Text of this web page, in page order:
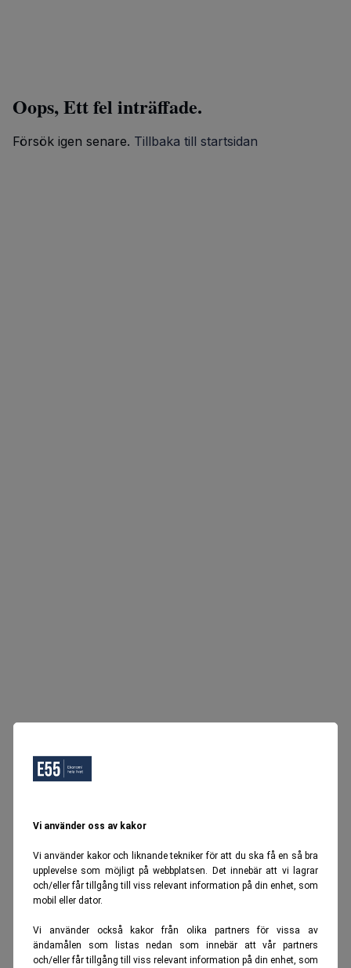
Vi använder oss av kakor
Vi använder kakor och liknande tekniker för att du ska få en så bra
upplevelse som möjligt på webbplatsen. Det innebär att vi lagrar
och/eller får tillgång till viss relevant information på din enhet, som
mobil eller dator.
Vi använder också kakor från olika partners för vissa av
ändamålen som listas nedan som innebär att vår partners
och/eller får tillgång till viss relevant information på din enhet, som
Oops, Ett fel inträffade.
Försök igen senare. Tillbaka till startsidan